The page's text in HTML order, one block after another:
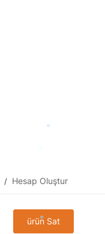
/ Hesap Oluştur
ürün Sat